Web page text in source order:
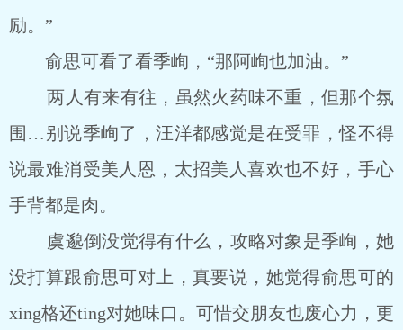
励。”
俞思可看了看季峋，“那阿峋也加油。”
两人有来有往，虽然火药味不重，但那个氛
围…别说季峋了，汪洋都感觉是在受罪，怪不得
说最难消受美人恩，太招美人喜欢也不好，手心
手背都是肉。
虞邈倒没觉得有什么，攻略对象是季峋，她
没打算跟俞思可对上，真要说，她觉得俞思可的
xing格还ting对她味口。可惜交朋友也废心力，更